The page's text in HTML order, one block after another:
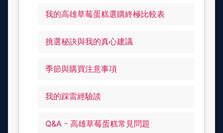
我的高雄草莓蛋糕選購終極比較表
挑選秘訣與我的真心建議
季節與購買注意事項
我的踩雷經驗談
Q&A - 高雄草莓蛋糕常見問題